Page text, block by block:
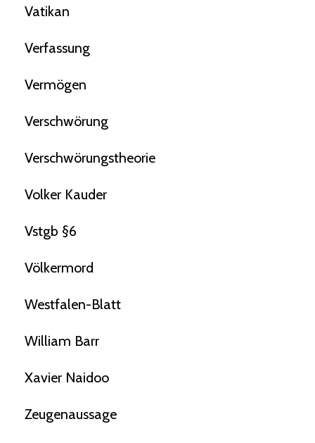
Vatikan
Verfassung
Vermögen
Verschwörung
Verschwörungstheorie
Volker Kauder
Vstgb §6
Völkermord
Westfalen-Blatt
William Barr
Xavier Naidoo
Zeugenaussage